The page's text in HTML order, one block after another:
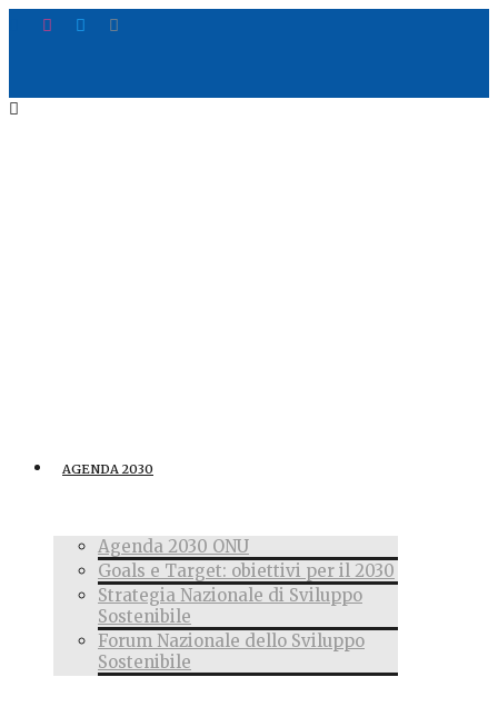
AGENDA 2030
Agenda 2030 ONU
Goals e Target: obiettivi per il 2030
Strategia Nazionale di Sviluppo
Sostenibile
Forum Nazionale dello Sviluppo
Sostenibile